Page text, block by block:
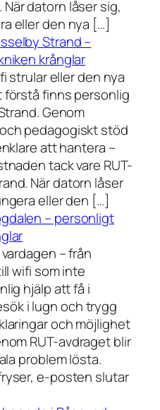
datorn låser sig,
eller den nya […]
Strand –
krånglar
strular eller den nya
förstå finns personlig
Genom
pedagogiskt stöd
att hantera –
tack vare RUT-
När datorn låser
eller den […]
– personligt
– från
wifi som inte
hjälp att få i
i lugn och trygg
och möjlighet
RUT-avdraget blir
problem lösta.
e-posten slutar